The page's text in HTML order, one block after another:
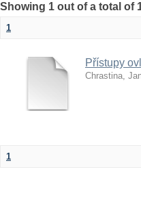
Showing 1 out of a total of
1
Přístupy
Chrastina,
1